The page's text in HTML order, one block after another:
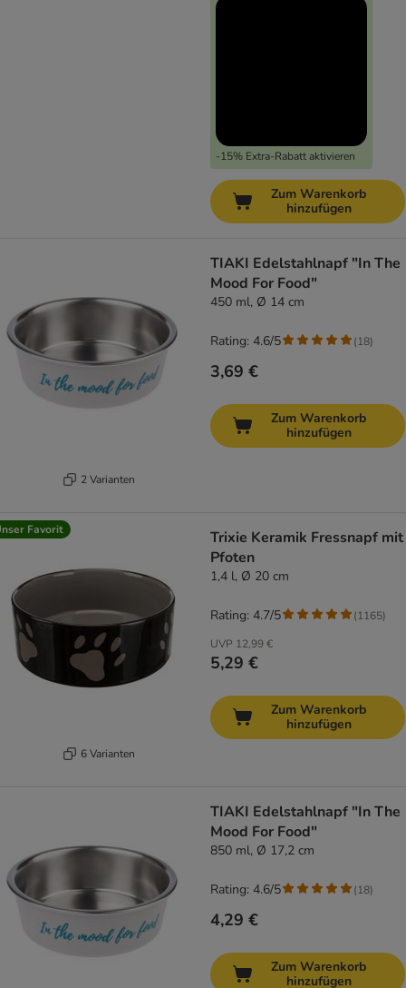
-15% Extra-Rabatt aktivieren
Zum Warenkorb
hinzufügen
2 Varianten
TIAKI Edelstahlnapf "In The
Mood For Food"
450 ml, Ø 14 cm
3,69 €
Rating: 4.6/5 (18)
Zum Warenkorb
hinzufügen
Favorit
6 Varianten
Trixie Keramik Fressnapf mit
Pfoten
1,4 l, Ø 20 cm
UVP 12,99 €
5,29 €
Rating: 4.7/5 (1165)
Zum Warenkorb
hinzufügen
TIAKI Edelstahlnapf "In The
Mood For Food"
850 ml, Ø 17,2 cm
4,29 €
Rating: 4.6/5 (18)
Zum Warenkorb
hinzufügen